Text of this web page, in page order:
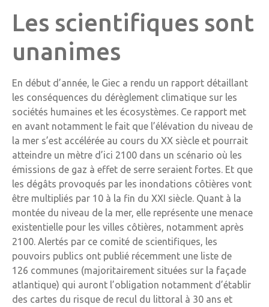
Les scientifiques sont
unanimes
En début d’année, le Giec a rendu un rapport détaillant
les conséquences du dérèglement climatique sur les
sociétés humaines et les écosystèmes. Ce rapport met
en avant notamment le fait que l’élévation du niveau de
la mer s’est accélérée au cours du XX siècle et pourrait
atteindre un mètre d’ici 2100 dans un scénario où les
émissions de gaz à effet de serre seraient fortes. Et que
les dégâts provoqués par les inondations côtières vont
être multipliés par 10 à la fin du XXI siècle. Quant à la
montée du niveau de la mer, elle représente une menace
existentielle pour les villes côtières, notamment après
2100. Alertés par ce comité de scientifiques, les
pouvoirs publics ont publié récemment une liste de
126 communes (majoritairement situées sur la façade
atlantique) qui auront l’obligation notamment d’établir
des cartes du risque de recul du littoral à 30 ans et